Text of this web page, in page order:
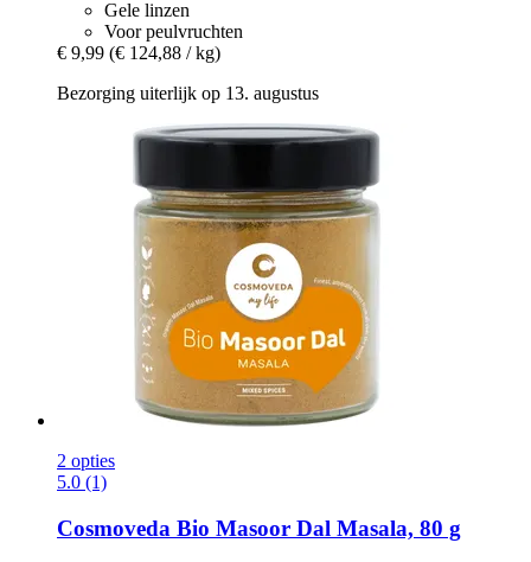
Gele linzen
Voor peulvruchten
€ 9,99 (€ 124,88 / kg)
Bezorging uiterlijk op 13. augustus
2 opties
5.0 (1)
Cosmoveda Bio Masoor Dal Masala, 80 g